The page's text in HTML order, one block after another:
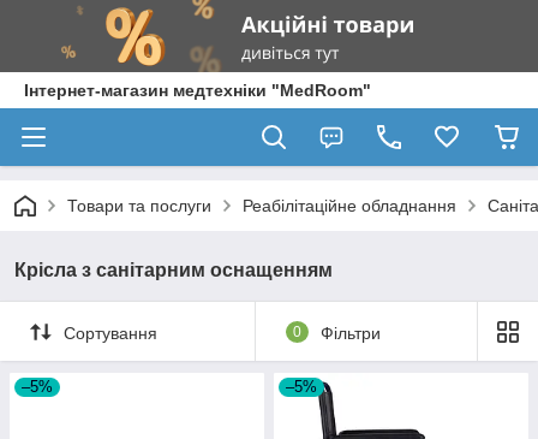
Інтернет-магазин медтехніки "MedRoom"
Товари та послуги Реабілітаційне обладнання
Крісла з санітарним оснащенням
Сортування 0 Фільтри
–5% –5%